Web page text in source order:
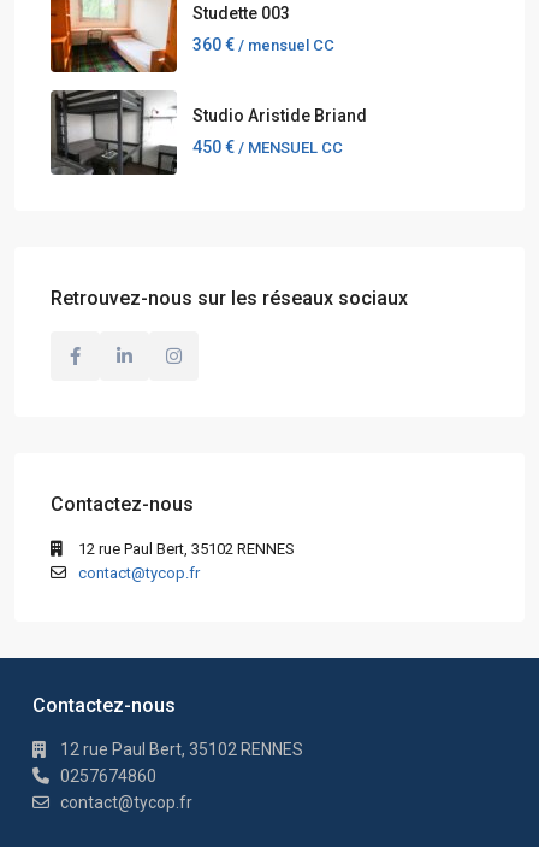
Studette 003
360 € / mensuel CC
Studio Aristide Briand
450 € / MENSUEL CC
Retrouvez-nous sur les réseaux sociaux
Contactez-nous
12 rue Paul Bert, 35102 RENNES
contact@tycop.fr
Contactez-nous
12 rue Paul Bert, 35102 RENNES
0257674860
contact@tycop.fr